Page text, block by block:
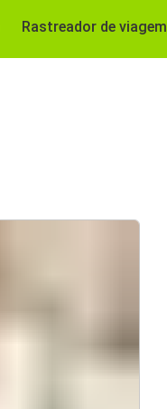
Rastreador de viagem